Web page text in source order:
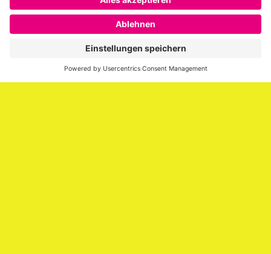
SAATKORN ist der Blog von Gero Hesse. Seit 2009 schreibt
er über die Themen Employer Branding,